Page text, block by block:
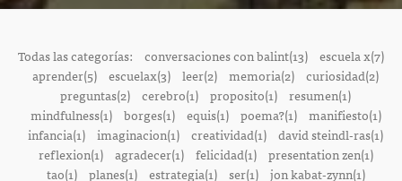
Todas las categorías: conversaciones con balint(13) escuela x(7)
aprender(5) escuelax(3) leer(2) memoria(2) curiosidad(2)
preguntas(2) cerebro(1) proposito(1) resumen(1)
mindfulness(1)
borges(1) equis(1) poema?(1)
manifiesto(1)
infancia(1) imaginacion(1) creatividad(1) david steindl-ras(1)
reflexion(1)
agradecer(1) felicidad(1)
presentation zen(1)
tao(1)
planes(1) estrategia(1) ser(1)
jon kabat-zynn(1)